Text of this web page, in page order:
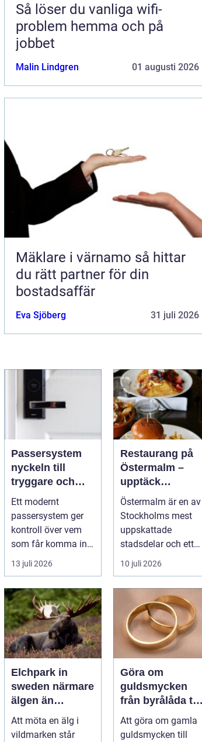
Så löser du vanliga wifi-
problem hemma och på
jobbet
Malin Lindgren 01 augusti 2026
Mäklare i värnamo så hittar
du rätt partner för din
bostadsaffär
Eva Sjöberg 31 juli 2026
Passersystem
nyckeln till
tryggare och
smidigare
Ett modernt
passersystem ger
kontroll över vem
som får komma in i
en byggnad, när de
får komma in oc...
13 juli 2026
Restaurang på
Östermalm –
upptäck
matupplevelser i
en av
Stockholms
mest attraktiva
Östermalm är en av
Stockholms mest
uppskattade
stadsdelar och ett
självklart val f&ou...
10 juli 2026
Elchpark in
sweden närmare
älgen än
någonsin
Att möta en älg i
vildmarken står
Göra om
guldsmycken
från byrålåda till
älskad favorit
Att göra om gamla
guldsmycken till